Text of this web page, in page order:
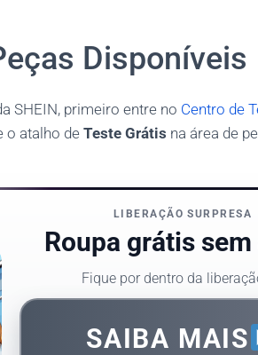
Disponíveis
SHEIN, primeiro entre no Centro de
o atalho de Teste Grátis na área de
LIBERAÇÃO SURPRESA
Roupa grátis
Fique por dentro da
SAIBA MAIS